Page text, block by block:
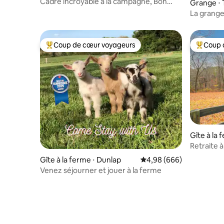
Grange ⋅
La
Coups de cœur voyageurs les plus appréciés
Coup de cœur voyageurs
Gîte à la ferme ⋅ Dunlap Évaluation moyenne
4,98 (666)
Venez séjourner et jouer à la ferme
Coups
Coup
Gîte à la
Retraite